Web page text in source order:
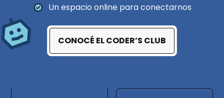
Un espacio online para conectarnos
CONOCÉ EL CODER’S CLUB